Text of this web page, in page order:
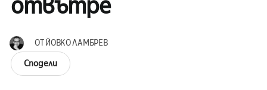
ОТЙОВКО ЛАМБРЕВ
Сподели